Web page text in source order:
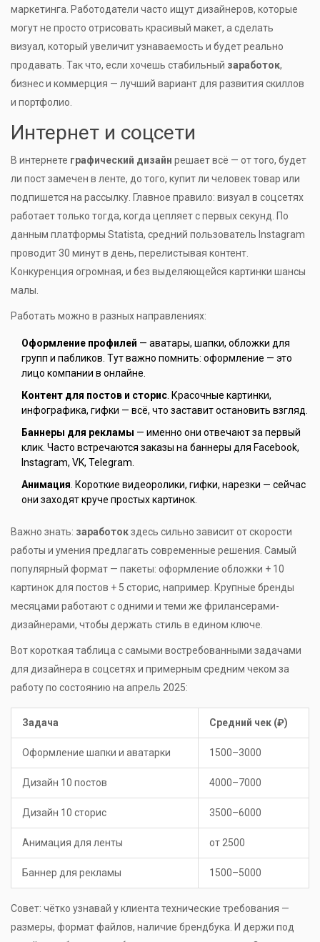
маркетинга. Работодатели часто ищут дизайнеров, которые
могут не просто отрисовать красивый макет, а сделать
визуал, который увеличит узнаваемость и будет реально
продавать. Так что, если хочешь стабильный заработок,
бизнес и коммерция — лучший вариант для развития скиллов
и портфолио.
Интернет и соцсети
В интернете графический дизайн решает всё — от того, будет
ли пост замечен в ленте, до того, купит ли человек товар или
подпишется на рассылку. Главное правило: визуал в соцсетях
работает только тогда, когда цепляет с первых секунд. По
данным платформы Statista, средний пользователь Instagram
проводит 30 минут в день, перелистывая контент.
Конкуренция огромная, и без выделяющейся картинки шансы
малы.
Работать можно в разных направлениях:
Оформление профилей — аватары, шапки, обложки для
групп и пабликов. Тут важно помнить: оформление — это
лицо компании в онлайне.
Контент для постов и сторис . Красочные картинки,
инфографика, гифки — всё, что заставит остановить взгляд.
Баннеры для рекламы — именно они отвечают за первый
клик. Часто встречаются заказы на баннеры для Facebook,
Instagram, VK, Telegram.
Анимация . Короткие видеоролики, гифки, нарезки — сейчас
они заходят круче простых картинок.
Важно знать: заработокздесь сильно зависит от скорости
работы и умения предлагать современные решения. Самый
популярный формат — пакеты: оформление обложки + 10
картинок для постов + 5 сторис, например. Крупные бренды
месяцами работают с одними и теми же фрилансерами-
дизайнерами, чтобы держать стиль в едином ключе.
Вот короткая таблица с самыми востребованными задачами
для дизайнера в соцсетях и примерным средним чеком за
работу по состоянию на апрель 2025:
Задача Средний чек (₽)
Оформление шапки и аватарки 1500–3000
Дизайн 10 постов 4000–7000
Дизайн 10 сторис 3500–6000
Анимация для ленты от 2500
Баннер для рекламы 1500–5000
Совет: чётко узнавай у клиента технические требования —
размеры, формат файлов, наличие брендбука. И держи под